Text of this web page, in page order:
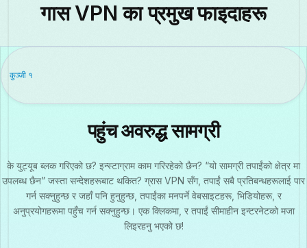
गास VPN का प्रमुख फाइदाहरू
कुञ्जी १
पहुंच अवरुद्ध सामग्री
के युट्यूब ब्लक गरिएको छ? इन्स्टाग्राम काम गरिरहेको छैन? “यो सामग्री तपाईंको क्षेत्र मा
उपलब्ध छैन” जस्ता सन्देशहरूबाट थकित? ग्रास VPN सँग, तपाईं सबै प्रतिबन्धहरूलाई पार
गर्न सक्नुहुन्छ र जहाँ पनि हुनुहुन्छ, तपाईंका मनपर्ने वेबसाइटहरू, भिडियोहरू, र
अनुप्रयोगहरूमा पहुँच गर्न सक्नुहुन्छ। एक क्लिकमा, र तपाईं सीमाहीन इन्टरनेटको मजा
लिइरहनु भएको छ!